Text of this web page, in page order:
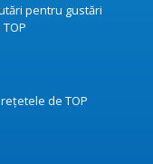
de TOP
pentru gustări